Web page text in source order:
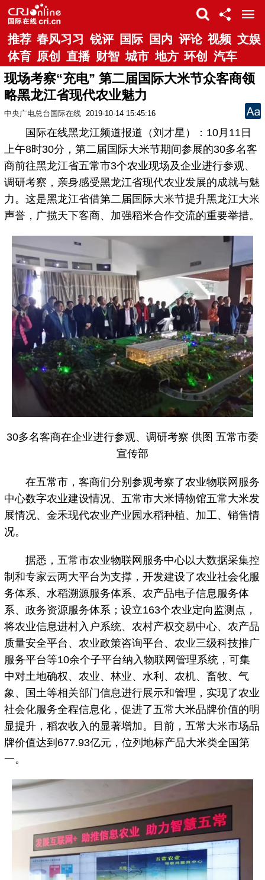
推荐 春风习习 锐评 国际 国内 评论 视频 文娱
体育 原创 直播 财智 城市 地方 环创 汽车
现场考察“充电” 第二届国际大米节众客商领
略黑龙江省现代农业魅力
中央广电总台国际在线 2019-10-14 15:45:16
国际在线黑龙江频道报道（刘才星）：10月11日
上午8时30分，第二届国际大米节期间参展的30多名客
商前往黑龙江省五常市3个农业现场及企业进行参观、
调研考察，亲身感受黑龙江省现代农业发展的成就与魅
力。这是黑龙江省借第二届国际大米节提升黑龙江大米
声誉，广揽天下客商、加强稻米合作交流的重要举措。
30多名客商在企业进行参观、调研考察 供图 五常市委
宣传部
在五常市，客商们分别参观考察了农业物联网服务
中心数字农业建设情况、五常市大米博物馆五常大米发
展情况、金禾现代农业产业园水稻种植、加工、销售情
况。
据悉，五常市农业物联网服务中心以大数据采集控
制和专家云两大平台为支撑，开发建设了农业社会化服
务体系、水稻溯源服务体系、农产品电子信息服务体
系、政务资源服务体系；设立163个农业定向监测点，
将农业信息进村入户系统、农村产权交易中心、农产品
质量安全平台、农业政策咨询平台、农业三级科技推广
服务平台等10余个子平台纳入物联网管理系统，可集
中对土地确权、农业、林业、水利、农机、畜牧、气
象、国土等相关部门信息进行展示和管理，实现了农业
社会化服务全程信息化，促进了五常大米品牌价值的明
显提升，稻农收入的显著增加。目前，五常大米市场品
牌价值达到677.93亿元，位列地标产品大米类全国第
一。